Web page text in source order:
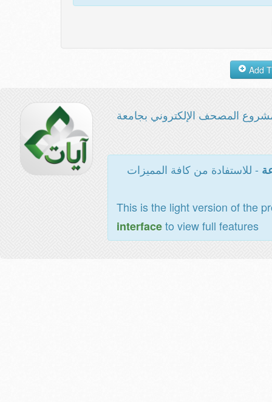
المصحف الإلكتروني بجامعة
- للاستفادة من كافة المميزات
This is the light version of the
interfaceto view full features